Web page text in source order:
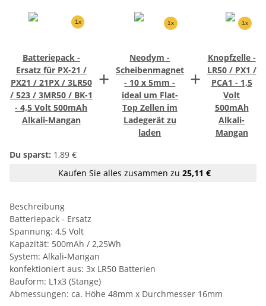
Batteriepack -
Ersatz für PX-21 /
PX21 / 21PX / 3LR50
/ 523 / 3MR50 / BK-1
- 4,5 Volt 500mAh
Alkali-Mangan
1x
+
Neodym -
Scheibenmagnet
- 10 x 5mm -
ideal um Flat-
Top Zellen im
Ladegerät zu
laden
1x
+
Knopfzelle -
LR50 / PX1 /
PCA1 - 1,5
Volt
500mAh
Alkali-
Mangan
1x
Du sparst: 1,89 €
Kaufen Sie alles zusammen zu 25,11 €
Beschreibung
Batteriepack - Ersatz
Spannung: 4,5 Volt
Kapazität: 500mAh / 2,25Wh
System: Alkali-Mangan
konfektioniert aus: 3x LR50 Batterien
Bauform: L1x3 (Stange)
Abmessungen: ca. Höhe 48mm x Durchmesser 16mm